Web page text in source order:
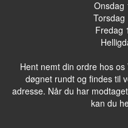
Onsdag
Torsdag
Fredag
Hent nemt din ordre hos
døgnet rundt og findes til
adresse. Når du har
kan du